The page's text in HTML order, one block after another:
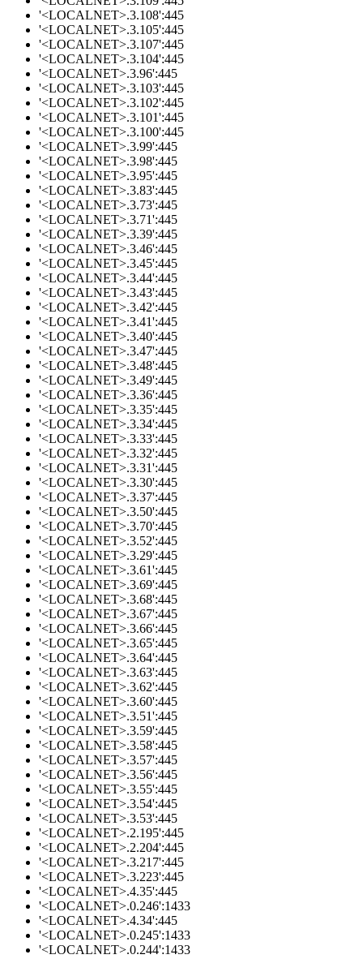
'<LOCALNET>.3.108':445
'<LOCALNET>.3.105':445
'<LOCALNET>.3.107':445
'<LOCALNET>.3.104':445
'<LOCALNET>.3.96':445
'<LOCALNET>.3.103':445
'<LOCALNET>.3.102':445
'<LOCALNET>.3.101':445
'<LOCALNET>.3.100':445
'<LOCALNET>.3.99':445
'<LOCALNET>.3.98':445
'<LOCALNET>.3.95':445
'<LOCALNET>.3.83':445
'<LOCALNET>.3.73':445
'<LOCALNET>.3.71':445
'<LOCALNET>.3.39':445
'<LOCALNET>.3.46':445
'<LOCALNET>.3.45':445
'<LOCALNET>.3.44':445
'<LOCALNET>.3.43':445
'<LOCALNET>.3.42':445
'<LOCALNET>.3.41':445
'<LOCALNET>.3.40':445
'<LOCALNET>.3.47':445
'<LOCALNET>.3.48':445
'<LOCALNET>.3.49':445
'<LOCALNET>.3.36':445
'<LOCALNET>.3.35':445
'<LOCALNET>.3.34':445
'<LOCALNET>.3.33':445
'<LOCALNET>.3.32':445
'<LOCALNET>.3.31':445
'<LOCALNET>.3.30':445
'<LOCALNET>.3.37':445
'<LOCALNET>.3.50':445
'<LOCALNET>.3.70':445
'<LOCALNET>.3.52':445
'<LOCALNET>.3.29':445
'<LOCALNET>.3.61':445
'<LOCALNET>.3.69':445
'<LOCALNET>.3.68':445
'<LOCALNET>.3.67':445
'<LOCALNET>.3.66':445
'<LOCALNET>.3.65':445
'<LOCALNET>.3.64':445
'<LOCALNET>.3.63':445
'<LOCALNET>.3.62':445
'<LOCALNET>.3.60':445
'<LOCALNET>.3.51':445
'<LOCALNET>.3.59':445
'<LOCALNET>.3.58':445
'<LOCALNET>.3.57':445
'<LOCALNET>.3.56':445
'<LOCALNET>.3.55':445
'<LOCALNET>.3.54':445
'<LOCALNET>.3.53':445
'<LOCALNET>.2.195':445
'<LOCALNET>.2.204':445
'<LOCALNET>.3.217':445
'<LOCALNET>.3.223':445
'<LOCALNET>.4.35':445
'<LOCALNET>.0.246':1433
'<LOCALNET>.4.34':445
'<LOCALNET>.0.245':1433
'<LOCALNET>.0.244':1433